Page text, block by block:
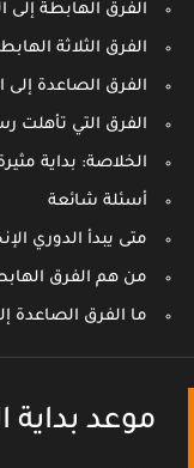
الفرق الهابطة إلى
الفرق الثلاثة الهابطة
الفرق الصاعدة إلى الدوري
الفرق التي تأهلت
الخلاصة: بداية مثيرة
أسئلة شائعة
متى يبدأ الدوري الإنجليزي 2024-
من هم الفرق الهابطة
ما الفرق الصاعدة إلى